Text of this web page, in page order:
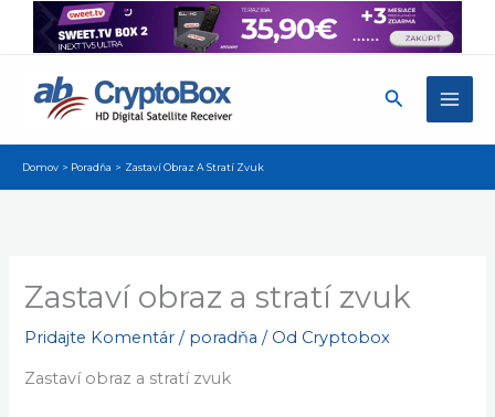
Preskočiť
Hľadať
Domov Poradňa Zastaví Obraz A Stratí Zvuk
Zastaví obraz a stratí zvuk
Pridajte Komentár / poradňa / Od Cryptobox
Zastaví obraz a stratí zvuk